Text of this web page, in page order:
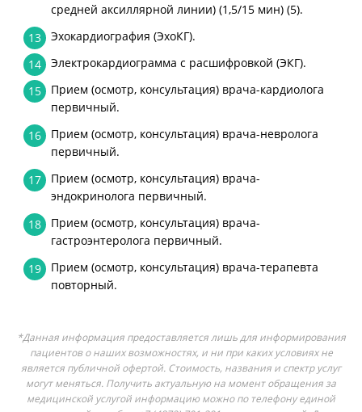
средней аксиллярной линии) (1,5/15 мин) (5).
13
Эхокардиография (ЭхоКГ).
14
Электрокардиограмма с расшифровкой (ЭКГ).
15
Прием (осмотр, консультация) врача-кардиолога
первичный.
16
Прием (осмотр, консультация) врача-невролога
первичный.
17
Прием (осмотр, консультация) врача-
эндокринолога первичный.
18
Прием (осмотр, консультация) врача-
гастроэнтеролога первичный.
19
Прием (осмотр, консультация) врача-терапевта
повторный.
*Данная информация предоставляется лишь для информирования
пациентов о наших возможностях, и ни при каких условиях не
является публичной офертой. Стоимость, названия и спектр услуг
могут меняться. Получить актуальную на момент обращения за
медицинской услугой информацию можно по телефону единой